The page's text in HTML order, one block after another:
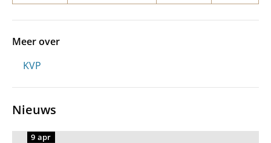
Meer over
KVP
Nieuws
9 apr